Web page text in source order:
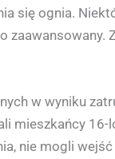
się ognia.
w wyniku
mieszkańcy
nie mogli